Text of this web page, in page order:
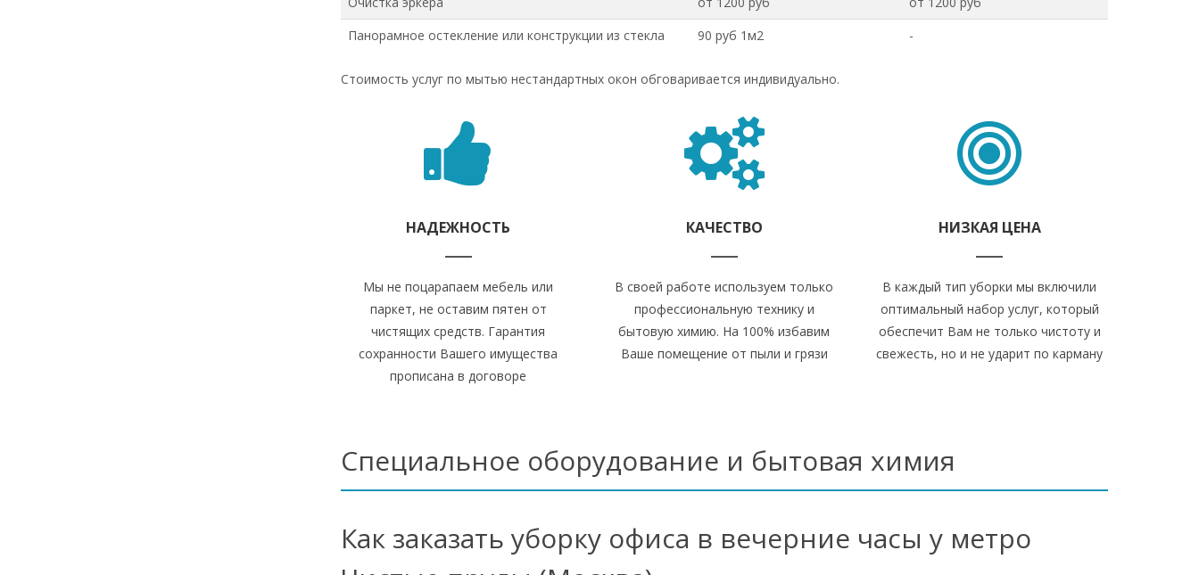
Панорамное остекление или конструкции из стекла
90 руб 1м2 -
Стоимость услуг по мытью нестандартных окон обговаривается индивидуально.
НАДЕЖНОСТЬ
Мы не поцарапаем мебель или
паркет, не оставим пятен от
чистящих средств. Гарантия
сохранности Вашего имущества
прописана в договоре
КАЧЕСТВО
В своей работе используем только
профессиональную технику и
бытовую химию. На 100% избавим
Ваше помещение от пыли и грязи
НИЗКАЯ ЦЕНА
В каждый тип уборки мы включили
оптимальный набор услуг, который
обеспечит Вам не только чистоту и
свежесть, но и не ударит по карману
Специальное оборудование и бытовая химия
Как заказать уборку офиса в вечерние часы у метро